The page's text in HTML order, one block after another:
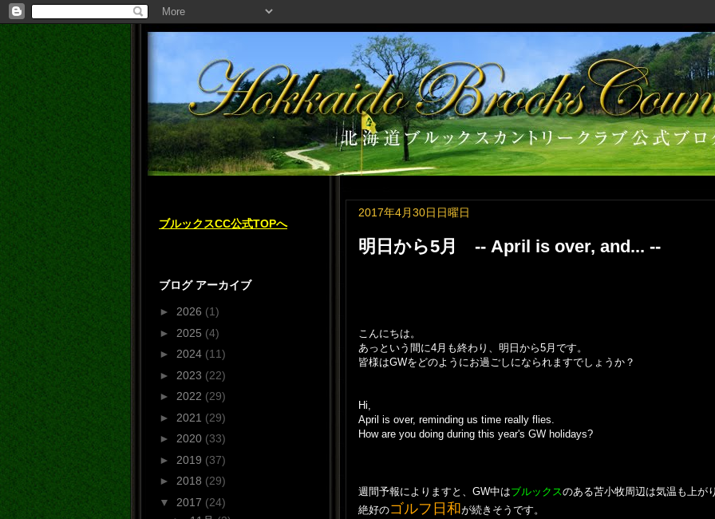
2017年4月30日日曜日
明日から5月 -- April is over, and... --
こんにちは。
あっという間に4月も終わり、明日から5月です。
皆様はGWをどのようにお過ごしになられますでしょうか？
Hi,
April is over, reminding us time really flies.
How are you doing during this year's GW holidays?
週間予報によりますと、GW中はブルックスのある苫小牧周辺は気温も上が
絶好のゴルフ日和が続きそうです。
ブルックスCC公式TOPへ
ブログ アーカイブ
► 2026 (1)
► 2025 (4)
► 2024 (11)
► 2023 (22)
► 2022 (29)
► 2021 (29)
► 2020 (33)
► 2019 (37)
► 2018 (29)
▼ 2017 (24)